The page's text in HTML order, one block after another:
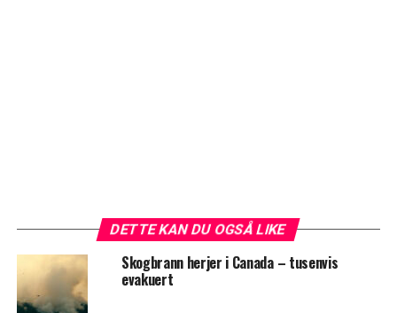
DETTE KAN DU OGSÅ LIKE
Skogbrann herjer i Canada – tusenvis
evakuert